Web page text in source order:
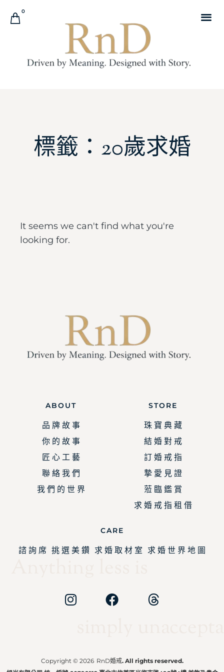
0
標籤：20歲求婚
It seems we can't find what you're
looking for.
ABOUT
品 牌 故 事
你 的 故 事
匠 心 工 藝
聯 絡 我 們
我 們 的 世 界
STORE
珠 寶 典 藏
結 婚 對 戒
訂 婚 戒 指
摯 愛 見 證
蒞 臨 鑑 賞
求 婚 戒 指 租 借
CARE
諮 詢 席 挑 選 美 鑽 求 婚 取 材 室 求 婚 世 界 地 圖
Copyright © 2026 RnD婚戒. All rights reserved.